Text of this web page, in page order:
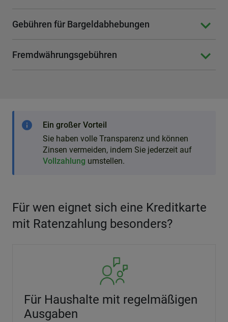
Gebühren für Bargeldabhebungen
Fremdwährungsgebühren
info
Ein großer Vorteil
Sie haben volle Transparenz und können
Zinsen vermeiden, indem Sie jederzeit auf
Vollzahlung umstellen.
Für wen eignet sich eine Kreditkarte
mit Ratenzahlung besonders?
Für Haushalte mit regelmäßigen
Ausgaben